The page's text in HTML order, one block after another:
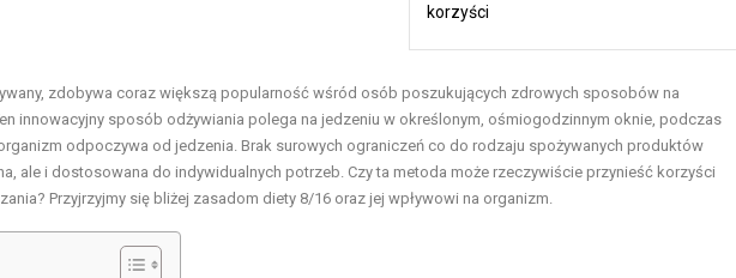
korzyści
zdobywa coraz większą popularność wśród osób poszukujących zdrowych sposobów na
innowacyjny sposób odżywiania polega na jedzeniu w określonym, ośmiogodzinnym oknie, podczas
odpoczywa od jedzenia. Brak surowych ograniczeń co do rodzaju spożywanych produktów
ale i dostosowana do indywidualnych potrzeb. Czy ta metoda może rzeczywiście przynieść korzyści
Przyjrzyjmy się bliżej zasadom diety 8/16 oraz jej wpływowi na organizm.